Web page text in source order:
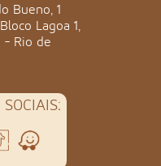
Bueno, 1
Lagoa 1,
- Rio de